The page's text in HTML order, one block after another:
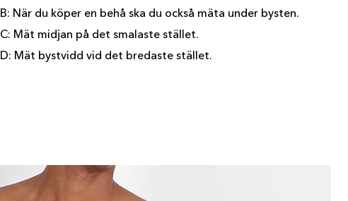
B: När du köper en behå ska du också mäta under bysten.
C: Mät midjan på det smalaste stället.
D: Mät bystvidd vid det bredaste stället.